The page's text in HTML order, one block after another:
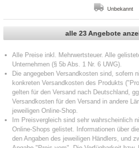
Unbekannt
alle 23 Angebote